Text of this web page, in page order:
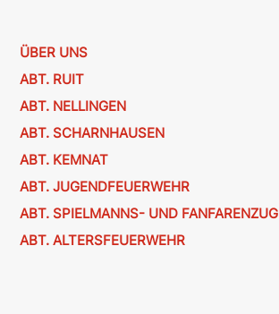
ÜBER UNS
ABT. RUIT
ABT. NELLINGEN
ABT. SCHARNHAUSEN
ABT. KEMNAT
ABT. JUGENDFEUERWEHR
ABT. SPIELMANNS- UND FANFARENZUG
ABT. ALTERSFEUERWEHR